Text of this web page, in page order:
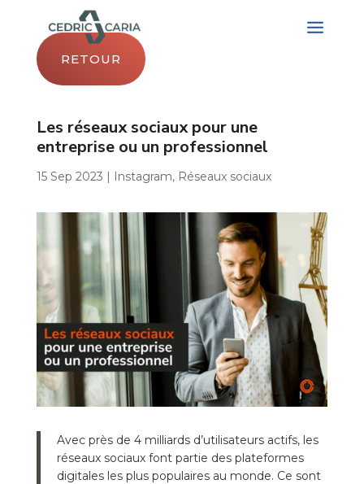
RETOUR
Les réseaux sociaux pour une
entreprise ou un professionnel
15 Sep 2023 | Instagram, Réseaux sociaux
Avec près de 4 milliards d’utilisateurs actifs, les
réseaux sociaux font partie des plateformes
digitales les plus populaires au monde. Ce sont